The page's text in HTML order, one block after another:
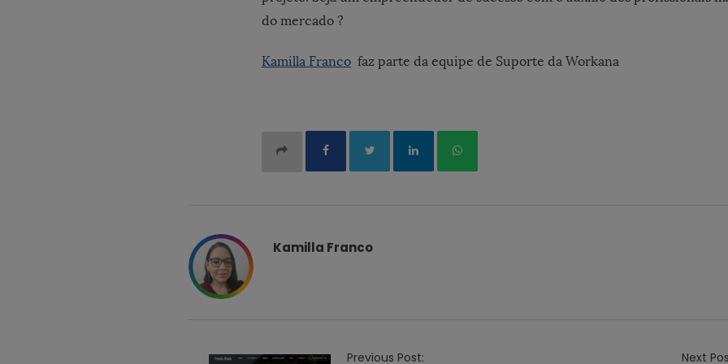
do mercado ?
Kamilla Franco faz parte da equipe de Suporte da Workana
Kamilla Franco
Previous Post: Next